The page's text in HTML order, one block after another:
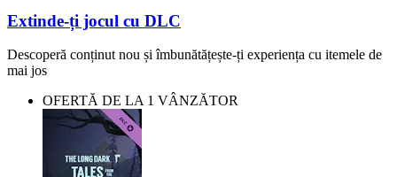
Extinde-ți jocul cu DLC
Descoperă conținut nou și îmbunătățește-ți experiența cu itemele de
mai jos
OFERTĂ DE LA 1 VÂNZĂTOR